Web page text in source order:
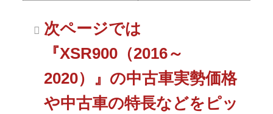
次ページでは
『XSR900（2016～
2020）』の中古車実勢価格
や中古車の特長などをピッ